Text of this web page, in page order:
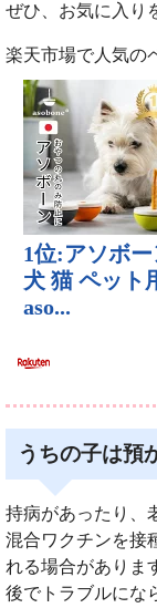
ぜひ、お気に入り
楽天市場で人気の
うちの子は預
持病があったり、
混合ワクチンを接
れる場合がありま
後でトラブルにな